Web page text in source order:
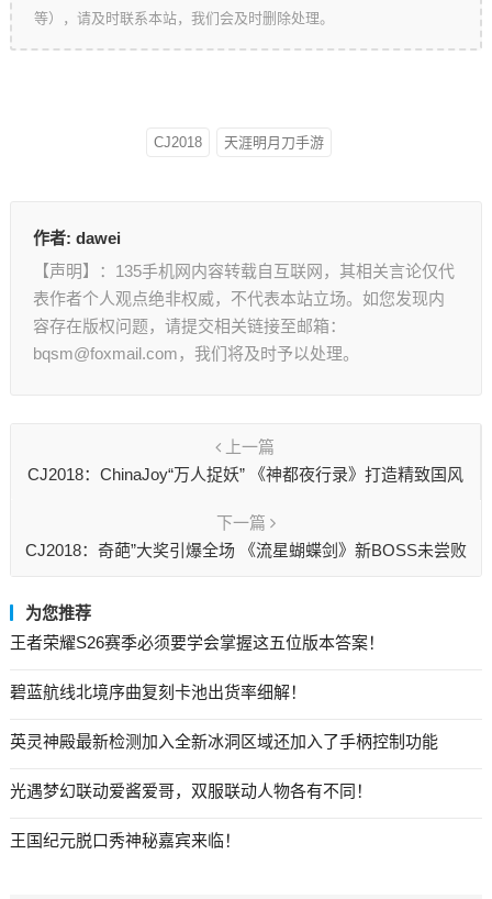
等），请及时联系本站，我们会及时删除处理。
CJ2018 天涯明月刀手游
作者: dawei
【声明】：135手机网内容转载自互联网，其相关言论仅代
表作者个人观点绝非权威，不代表本站立场。如您发现内
容存在版权问题，请提交相关链接至邮箱：
bqsm@foxmail.com，我们将及时予以处理。
上一篇
CJ2018：ChinaJoy“万人捉妖” 《神都夜行录》打造精致国风
下一篇
CJ2018：奇葩”大奖引爆全场 《流星蝴蝶剑》新BOSS未尝败
为您推荐
王者荣耀S26赛季必须要学会掌握这五位版本答案！
碧蓝航线北境序曲复刻卡池出货率细解！
英灵神殿最新检测加入全新冰洞区域还加入了手柄控制功能
光遇梦幻联动爱酱爱哥，双服联动人物各有不同！
王国纪元脱口秀神秘嘉宾来临！